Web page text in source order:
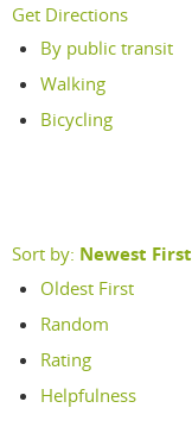
Get Directions
By public transit
Walking
Bicycling
Sort by: Newest First
Oldest First
Random
Rating
Helpfulness